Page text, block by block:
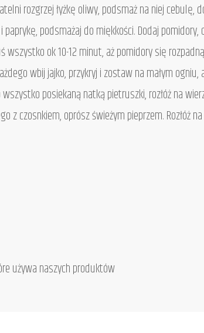
rozgrzej łyżkę oliwy, podsmaż na niej cebulę,
podsmażaj do miękkości. Dodaj pomidory,
wszystko ok 10-12 minut, aż pomidory się
wbij jajko, przykryj i zostaw na małym ogniu,
posiekaną natką pietruszki, rozłóż na
z czosnkiem, oprósz świeżym pieprzem. Rozłóż
używa naszych produktów